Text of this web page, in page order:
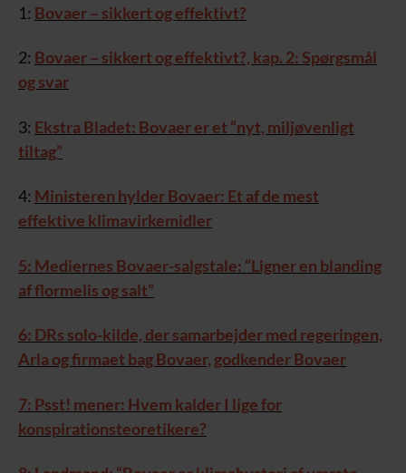
1: Bovaer – sikkert og effektivt?
2: Bovaer – sikkert og effektivt?, kap. 2: Spørgsmål
og svar
3: Ekstra Bladet: Bovaer er et “nyt, miljøvenligt
tiltag”
4: Ministeren hylder Bovaer: Et af de mest
effektive klimavirkemidler
5: Mediernes Bovaer-salgstale: “Ligner en blanding
af flormelis og salt”
6: DRs solo-kilde, der samarbejder med regeringen,
Arla og firmaet bag Bovaer, godkender Bovaer
7: Psst! mener: Hvem kalder I lige for
konspirationsteoretikere?